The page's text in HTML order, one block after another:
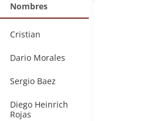
Nombres
Cristian
Dario Morales
Sergio Baez
Diego Heinrich
Rojas